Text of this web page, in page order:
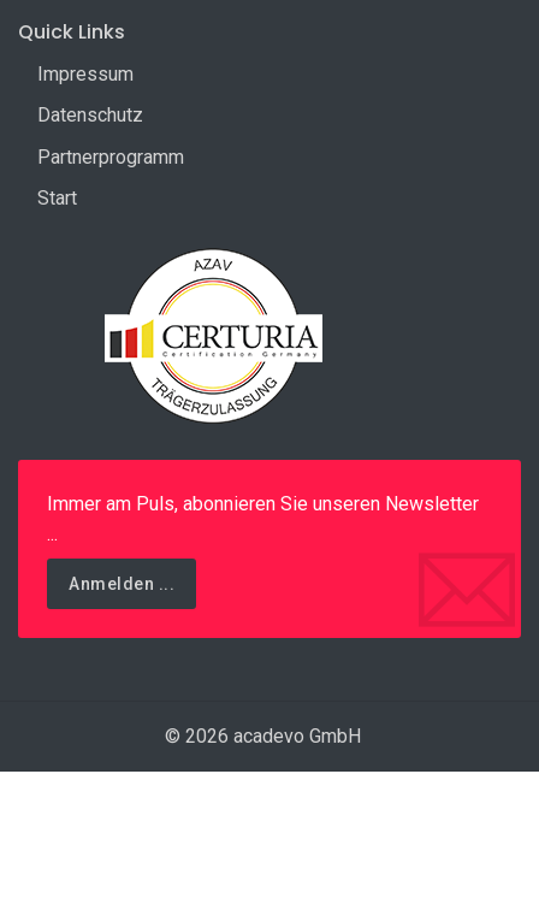
Quick Links
Impressum
Datenschutz
Partnerprogramm
Start
Immer am Puls, abonnieren Sie unseren Newsletter
...
Anmelden ...
© 2026 acadevo GmbH